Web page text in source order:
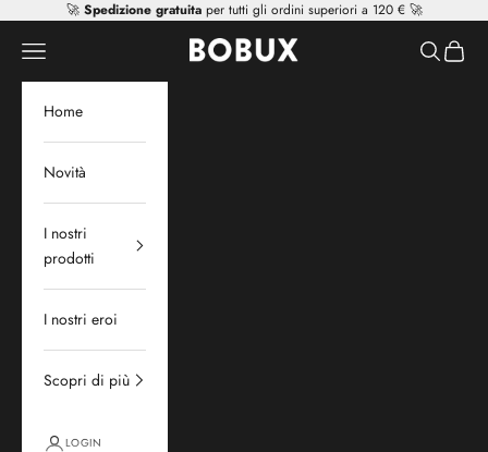
Vai al contenuto
🚀 Spedizione gratuitaper tutti gli ordini superiori a 120 € 🚀
Mr Tiggle - Distributor
Apri il menu di navigazione Mostra il
Home
Novità
I nostri
prodotti
I nostri eroi
Scopri di più
LOGIN